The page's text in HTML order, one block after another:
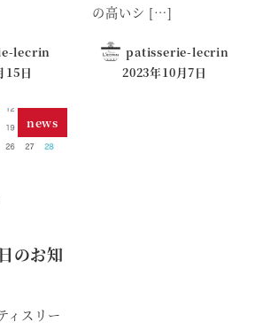
lecrin
15日
の高いシ […]
patisserie-lecrin
2023年10月7日
news
のお知
ィスリー